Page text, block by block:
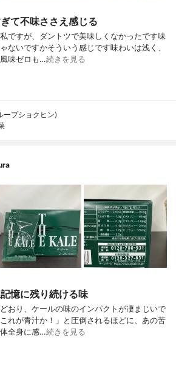
て不味ささえ感じる
ですが、ダントツで美味しくなかったです味
ないですかそういう感じです味わいは浅く、
味ゼロも…続きを見る
ープショクヒン)
憶に残り続ける味
おり、ケールの味のインパクトが凄まじいで
れが青汁か！」と圧倒されるほどに、あの苦
全身に感…続きを見る